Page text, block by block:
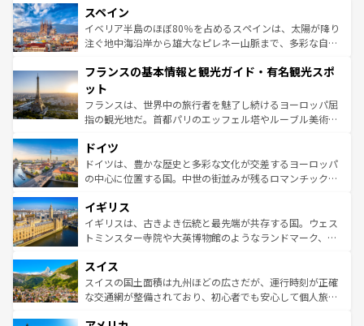
ろん、トスカーナの美しい田園風景やアマルフィ海岸の絶
景など、自然景観も見逃せない。観光の合間には、本場の
ピザやパスタなど、絶品のイタリア料理を堪能することも
ませてくれるイタリアで、忘れられない旅をしてみよう！
なお、新着のイタリア情報は
しい。
スペイン
イベリア半島のほぼ80％を占めるスペインは、太陽が降り
注ぐ地中海沿岸から雄大なピレネー山脈まで、多彩な自然
文化が根付くこの国では、情熱的なフラメンコ、熱気あふ
れる闘牛、そして美味しいタパスが生活の一部となってい
る。首都マドリードの洗練された雰囲気や、バルセロナの
アートに溢れた街角から、地方では古代ローマ遺跡や中世
せる。地方によって風土や気候が異なるスペインはその個
性で訪れる人を魅了する。 なお、新着のスペイン情報は コ
ンテンツ一覧を参照してほしい。
フランスの基本情報と観光ガイド・有名観光スポ
ット
フランスは、世界中の旅行者を魅了し続けるヨーロッパ屈
指の観光地だ。首都パリのエッフェル塔やルーブル美術館
で、幅広い魅力が詰まっている。華麗な宮殿、歴史的な大
聖堂、美しいビーチ、そして豊かな自然が、訪れる者を心
から魅了する。また、フランスは美食の国としても知ら
いる。シャンパンの発祥地であるランス、プロヴァンスの
香り高いラベンダー畑など、多彩な楽しみ方が可能だ。さ
らに、パリ以外の地域にも魅力が溢れており、どの街角に
れる地方に足を運ぶとそれぞれで全く異なる文化を体験で
きるだろう。 なお、新着のフランス情報はコンテンツ一覧
を参照してほしい。
ドイツ
ドイツは、豊かな歴史と多彩な文化が交差するヨーロッパ
の中心に位置する国。中世の街並みが残るロマンチック街
顔を持つこの国は、どこを歩いても飽きることがない。ベ
ルリンの文化的活気、バイエルン州のアルプスの絶景、そ
してライン川沿いのワイン畑といった風景は必見。ビール
は、お酒好きな人にはぜひ体験してほしい。 なお、新着の
ドイツ情報はコンテンツ一覧を参照してほしい。
イギリス
イギリスは、古きよき伝統と最先端が共存する国。ウェス
トミンスター寺院や大英博物館のようなランドマーク、歴
リアごとに異なる魅力がある。また、優雅なアフタヌーン
ティー、ビール好きにはたまらない英国パブ、サッカー観
戦など、本場だからこそできる体験も豊富。イギリスを旅
スイス
スイスの国土面積は九州ほどの広さだが、運行時刻が正確
な交通網が整備されており、初心者でも安心して個人旅行